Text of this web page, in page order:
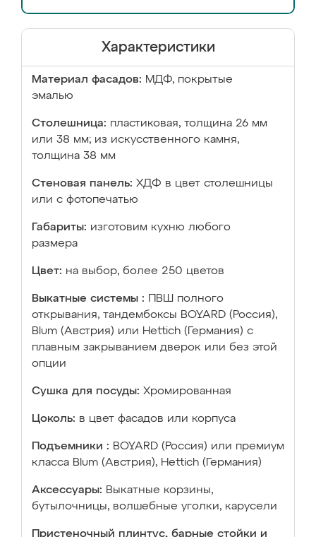
Характеристики
Материал фасадов: МДФ, покрытые
эмалью
Столешница: пластиковая, толщина 26 мм
или 38 мм; из искусственного камня,
толщина 38 мм
Стеновая панель: ХДФ в цвет столешницы
или с фотопечатью
Габариты: изготовим кухню любого
размера
Цвет: на выбор, более 250 цветов
Выкатные системы :
ПВШ полного
открывания, тандембоксы BOYARD (Россия),
Blum (Австрия) или Hettich (Германия) с
плавным закрыванием дверок или без этой
опции
Сушка для посуды: Хромированная
Цоколь: в цвет фасадов или корпуса
Подъемники : BOYARD (Россия) или премиум
класса Blum (Австрия), Hettich (Германия)
Аксессуары: Выкатные корзины,
бутылочницы, волшебные уголки, карусели
Пристеночный плинтус, барные стойки и